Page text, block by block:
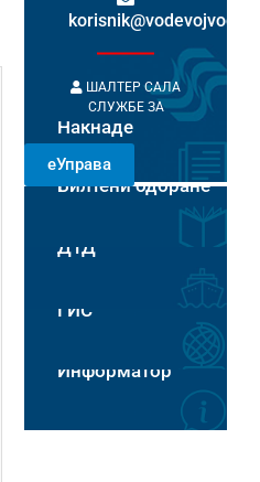
ШАЛТЕР САЛА
СЛУЖБЕ ЗА
НАКНАДЕ
РАДНИМ
ДАНИМА 8-14
ЧАСОВА
Накнаде
еУправа
Билтени одбране
Пловидба на Хс
ДТД
ГИС
Информатор